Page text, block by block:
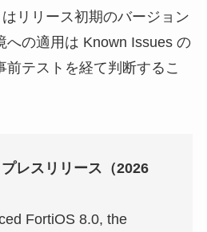
リリース初期のバージョン
への適用は Known Issues の
テストを経て判断するこ
レスリリース（2026
FortiOS 8.0, the